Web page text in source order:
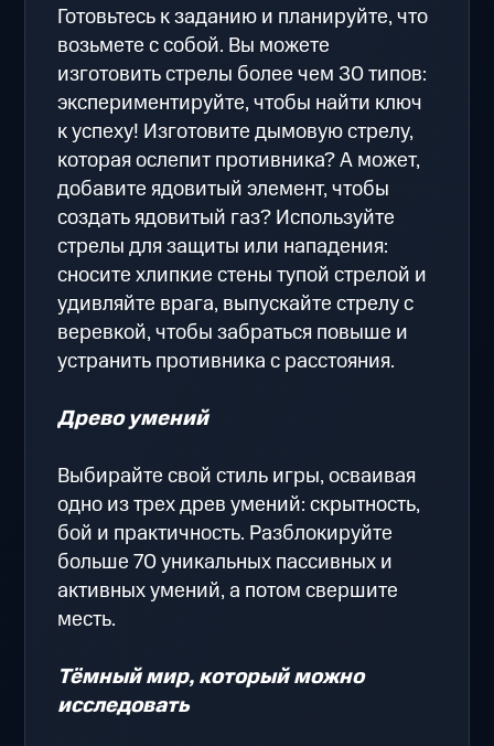
Готовьтесь к заданию и планируйте, что
возьмете с собой. Вы можете
изготовить стрелы более чем 30 типов:
экспериментируйте, чтобы найти ключ
к успеху! Изготовите дымовую стрелу,
которая ослепит противника? А может,
добавите ядовитый элемент, чтобы
создать ядовитый газ? Используйте
стрелы для защиты или нападения:
сносите хлипкие стены тупой стрелой и
удивляйте врага, выпускайте стрелу с
веревкой, чтобы забраться повыше и
устранить противника с расстояния.
Древо умений
Выбирайте свой стиль игры, осваивая
одно из трех древ умений: скрытность,
бой и практичность. Разблокируйте
больше 70 уникальных пассивных и
активных умений, а потом свершите
месть.
Тёмный мир, который можно
исследовать